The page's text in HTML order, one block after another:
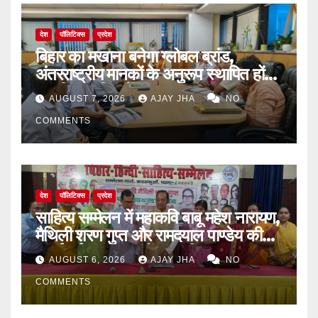
देश पॉलिटिक्स प्रदेश
बिहार का मखाना बनेगा ग्लोबल ब्रांड,
अंतरराष्ट्रीय मानकों के अनुरूप स्थापित होंगे
आधुनिक पॉपिंग सेंटर
AUGUST 7, 2026 AJAY JHA NO
COMMENTS
देश पॉलिटिक्स प्रदेश
साहित्य सम्मेलन में महाकवि बाबू महेश नारायण,
मैथिली शरण गुप्त और रामदयाल पाण्डेय की
मनाई गई जयंती, 72वें जन्म-दिवस पर
बिन्देश्वर गुप्ता हुए सम्मानित
AUGUST 6, 2026 AJAY JHA NO
COMMENTS